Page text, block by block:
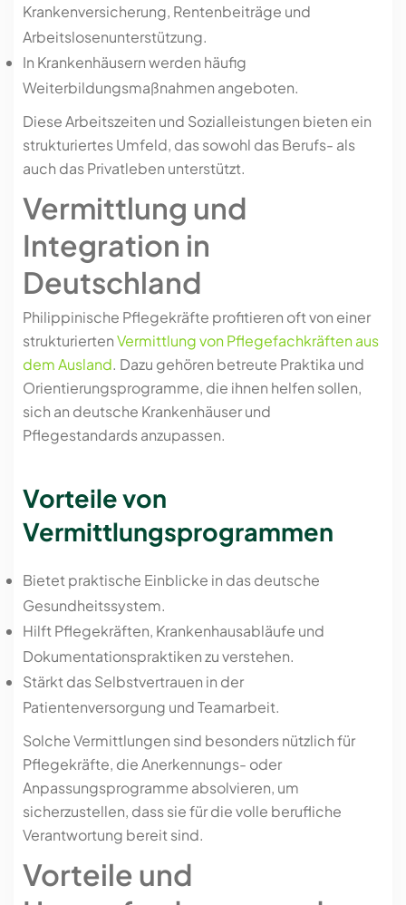
Krankenversicherung, Rentenbeiträge und
Arbeitslosenunterstützung.
In Krankenhäusern werden häufig
Weiterbildungsmaßnahmen angeboten.
Diese Arbeitszeiten und Sozialleistungen bieten ein
strukturiertes Umfeld, das sowohl das Berufs- als
auch das Privatleben unterstützt.
Vermittlung und
Integration in
Deutschland
Philippinische Pflegekräfte profitieren oft von einer
strukturiertenVermittlung von Pflegefachkräften aus
dem Ausland. Dazu gehören betreute Praktika und
Orientierungsprogramme, die ihnen helfen sollen,
sich an deutsche Krankenhäuser und
Pflegestandards anzupassen.
Vorteile von
Vermittlungsprogrammen
Bietet praktische Einblicke in das deutsche
Gesundheitssystem.
Hilft Pflegekräften, Krankenhausabläufe und
Dokumentationspraktiken zu verstehen.
Stärkt das Selbstvertrauen in der
Patientenversorgung und Teamarbeit.
Solche Vermittlungen sind besonders nützlich für
Pflegekräfte, die Anerkennungs- oder
Anpassungsprogramme absolvieren, um
sicherzustellen, dass sie für die volle berufliche
Verantwortung bereit sind.
Vorteile und